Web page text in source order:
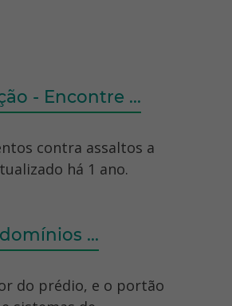
- Encontre ...
contra assaltos a
há 1 ano.
...
do prédio, e o portão